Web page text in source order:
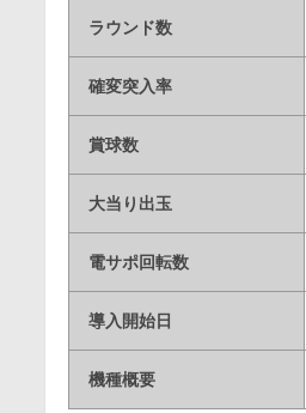
ラウンド数
確変突入率
賞球数
大当り出玉
電サポ回転数
導入開始日
機種概要